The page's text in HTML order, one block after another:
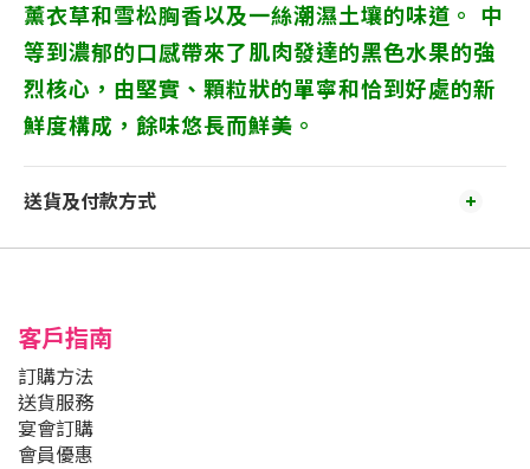
薰衣草和雪松胸香以及一絲潮濕土壤的味道。 中
等到濃郁的口感帶來了肌肉發達的黑色水果的強
烈核心，由堅實、顆粒狀的單寧和恰到好處的新
鮮度構成，餘味悠長而鮮美。
送貨及付款方式
客戶指南
訂購方法
送貨服務
宴會訂購
會員優惠